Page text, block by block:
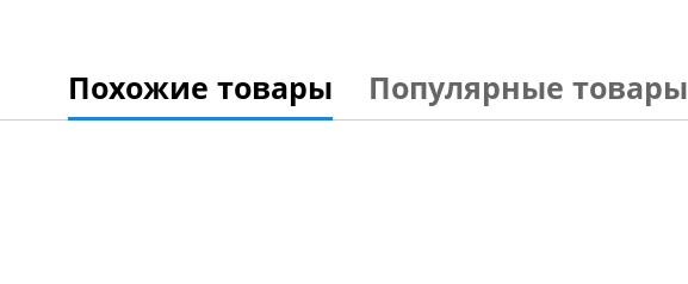
Похожие товары Популярные товары